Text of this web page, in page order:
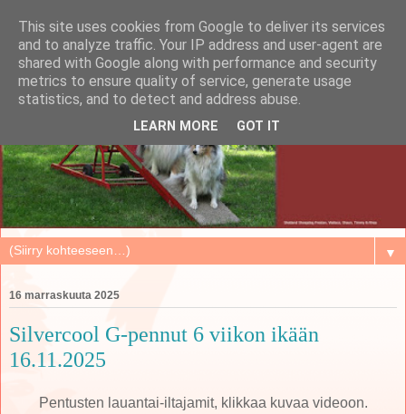
▼
16 marraskuuta 2025
Silvercool G-pennut 6 viikon ikään
16.11.2025
Pentusten lauantai-iltajamit, klikkaa kuvaa videoon.
This site uses cookies from Google to deliver its services
and to analyze traffic. Your IP address and user-agent are
shared with Google along with performance and security
metrics to ensure quality of service, generate usage
statistics, and to detect and address abuse.
LEARN MORE GOT IT